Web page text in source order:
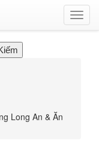
Long An & Ăn